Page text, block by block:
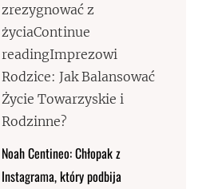
zrezygnować z
życiaContinue
readingImprezowi
Rodzice: Jak Balansować
Życie Towarzyskie i
Rodzinne?
Noah Centineo: Chłopak z
Instagrama, który podbija